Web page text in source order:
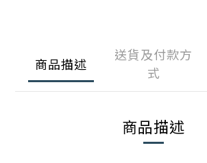
商品描述
送貨及付款方
式
商品描述